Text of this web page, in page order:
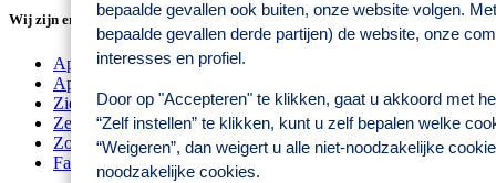
bepaalde gevallen ook buiten, onze website volgen.
bepaalde gevallen derde partijen) de website, onze
interesses en profiel.
Door op "Accepteren" te klikken, gaat u akkoord met
“Zelf instellen” te klikken, kunt u zelf bepalen welke
“Weigeren”, dan weigert u alle niet-noodzakelijke
noodzakelijke cookies.
Wij zijn er voor
Apothekers
Apotheekhoudende huisartsen
Ziekenhuizen
Zelfstandige behandelcentra
Zorginstellingen
Farmaceutische producenten